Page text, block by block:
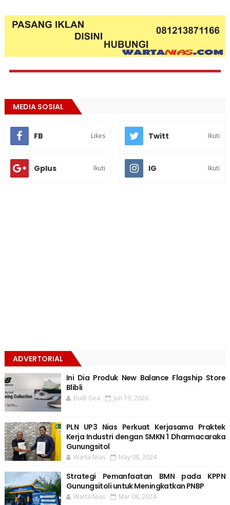
MEDIA SOSIAL
FB Likes Twitt Ikuti
Gplus Ikuti IG Ikuti
ADVERTORIAL
Ini Dia Produk New Balance Flagship Store
Blibli
Budi Gea Jun 19, 2026
PLN UP3 Nias Perkuat Kerjasama Praktek
Kerja Industri dengan SMKN 1 Dharmacaraka
Gunungsitol
Warta Nias May 08, 2024
Strategi Pemanfaatan BMN pada KPPN
Gunungsitoli untuk Meningkatkan PNBP
Warta Nias Mar 08, 2024